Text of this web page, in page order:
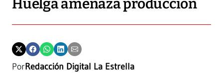
Huelga amenaza producción
PorRedacción Digital La Estrella